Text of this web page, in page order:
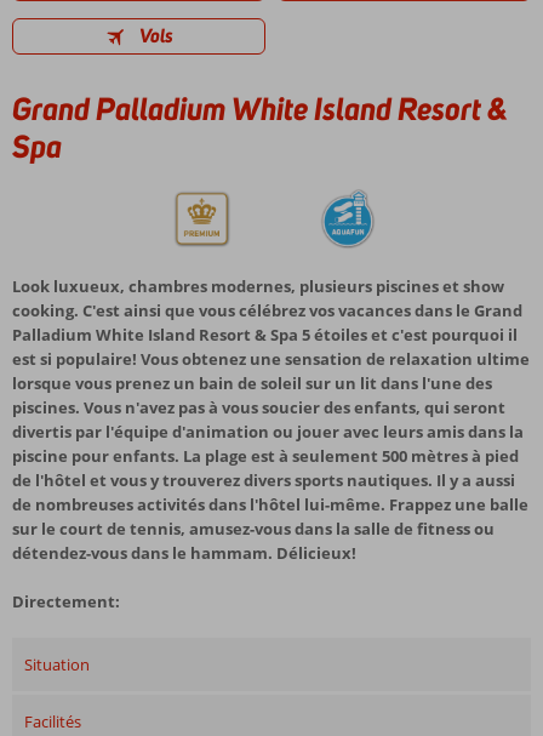
Vols
Grand Palladium White Island Resort &
Spa
Look luxueux, chambres modernes, plusieurs piscines et show
cooking. C'est ainsi que vous célébrez vos vacances dans le Grand
Palladium White Island Resort & Spa 5 étoiles et c'est pourquoi il
est si populaire! Vous obtenez une sensation de relaxation ultime
lorsque vous prenez un bain de soleil sur un lit dans l'une des
piscines. Vous n'avez pas à vous soucier des enfants, qui seront
divertis par l'équipe d'animation ou jouer avec leurs amis dans la
piscine pour enfants. La plage est à seulement 500 mètres à pied
de l'hôtel et vous y trouverez divers sports nautiques. Il y a aussi
de nombreuses activités dans l'hôtel lui-même. Frappez une balle
sur le court de tennis, amusez-vous dans la salle de fitness ou
détendez-vous dans le hammam. Délicieux!
Directement:
Situation
Facilités